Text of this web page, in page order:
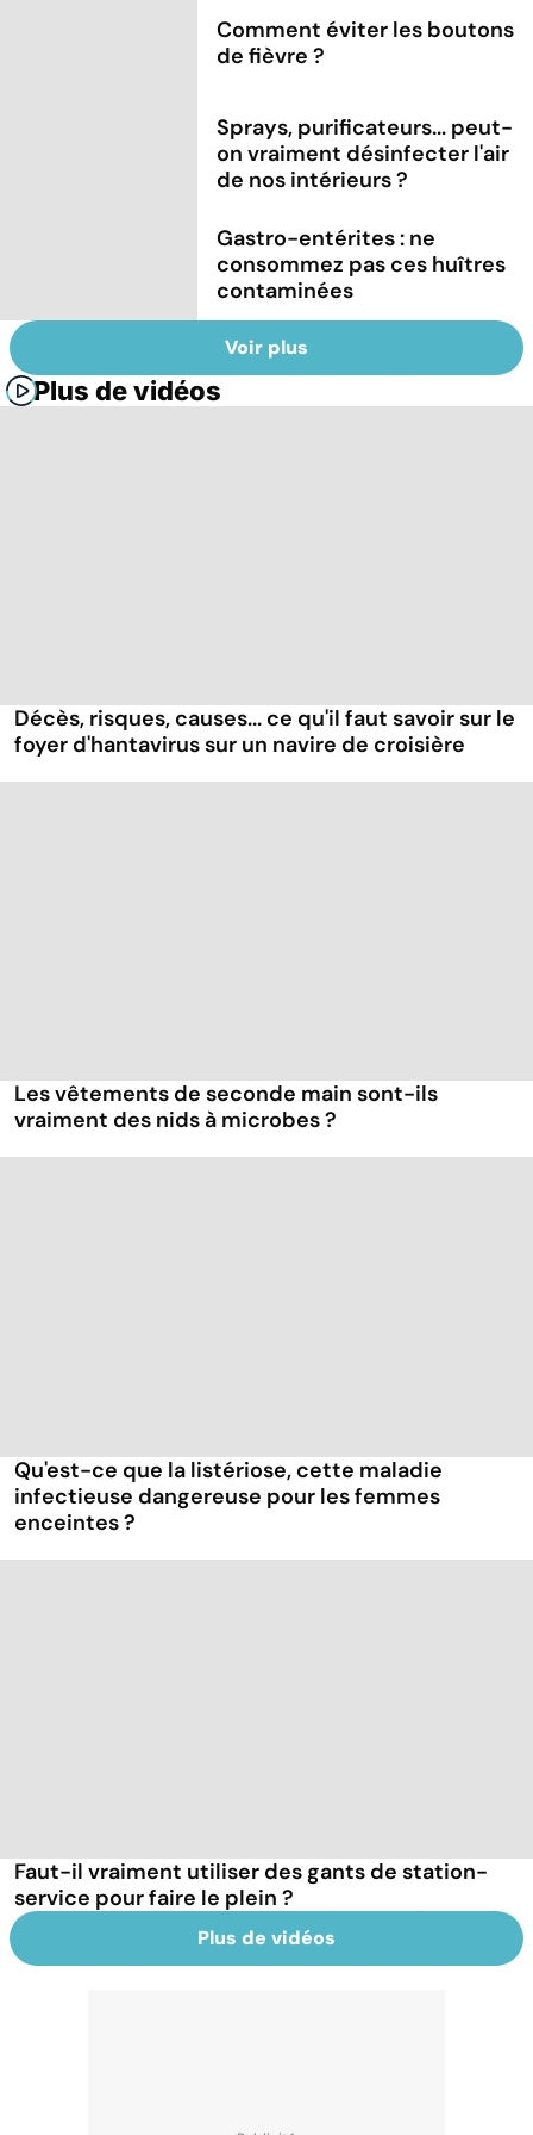
Comment éviter les boutons
de fièvre ?
Sprays, purificateurs... peut-
on vraiment désinfecter l'air
de nos intérieurs ?
Gastro-entérites : ne
consommez pas ces huîtres
contaminées
Voir plus
Plus de vidéos
Décès, risques, causes... ce qu'il faut savoir sur le
foyer d'hantavirus sur un navire de croisière
Les vêtements de seconde main sont-ils
vraiment des nids à microbes ?
Qu'est-ce que la listériose, cette maladie
infectieuse dangereuse pour les femmes
enceintes ?
Faut-il vraiment utiliser des gants de station-
service pour faire le plein ?
Plus de vidéos